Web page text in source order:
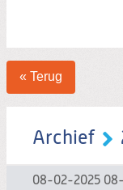
« Terug
Archief
08-02-2025